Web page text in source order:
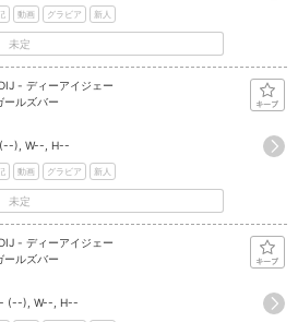
動画 グラビア 新人
未定
- ディーアイジェー
ールズバー
), W--, H--
動画 グラビア 新人
未定
- ディーアイジェー
ールズバー
(--), W--, H--